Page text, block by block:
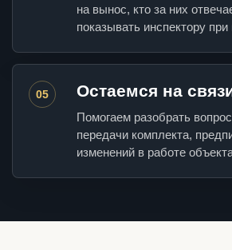
на вынос, кто за них
показывать инспектору при
05 Остаемся на
Помогаем разобрать
передачи комплекта,
изменений в работе